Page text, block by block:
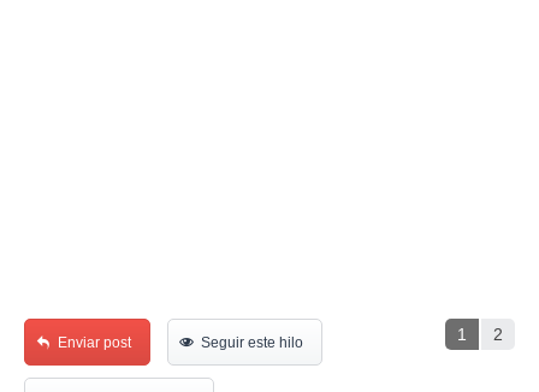
1 2
Enviar post Seguir este hilo